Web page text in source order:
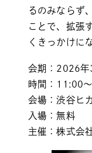
るのみならず
ことで、拡張
くきっかけに
会期：2026年
時間：11:00
会場：渋谷ヒ
入場：無料
主催：株式会